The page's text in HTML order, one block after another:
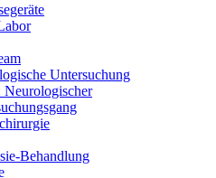
Untersuchung
Neurologischer
Behandlung